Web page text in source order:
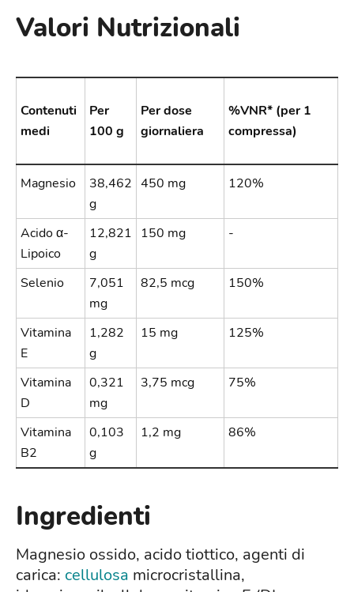
Valori Nutrizionali
Contenuti
medi
Per
100 g
Per dose
giornaliera
%VNR* (per 1
compressa)
Magnesio
38,462
g
450 mg 120%
Acido α-
Lipoico
12,821
g
150 mg -
Selenio
7,051
mg
82,5 mcg 150%
Vitamina
E
1,282
g
15 mg 125%
Vitamina
D
0,321
mg
3,75 mcg 75%
Vitamina
B2
0,103
g
1,2 mg 86%
Ingredienti
Magnesio ossido, acido tiottico, agenti di
carica: cellulosa microcristallina,